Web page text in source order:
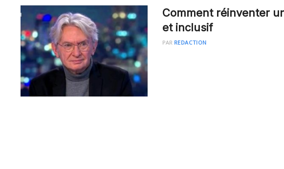
Comment réinventer
et inclusif
PAR REDACTION